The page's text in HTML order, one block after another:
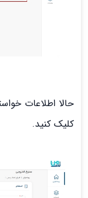
حالا اطلاعات
کلیک کنید.